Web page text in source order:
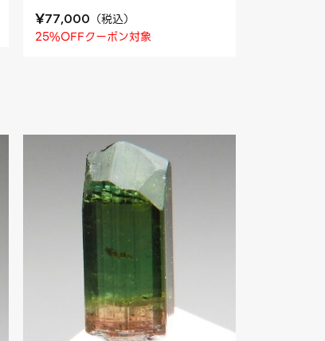
¥77,000 （税込）
25%OFFクーポン対象